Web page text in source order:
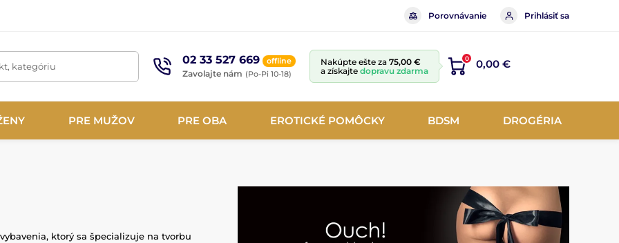
Porovnávanie Prihlásiť sa
kategóriu 02 33 527 669 offline
Zavolajte nám (Po-Pi 10-18)
Nakúpte ešte za 75,00 €
a získajte dopravu zdarma
0 0,00 €
PRE MUŽOV PRE OBA EROTICKÉ POMÔCKY BDSM DROGÉRIA
ktorý sa špecializuje na tvorbu